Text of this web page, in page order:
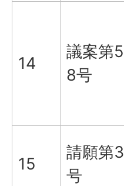
14
議案第5
8号
15
請願第3
号